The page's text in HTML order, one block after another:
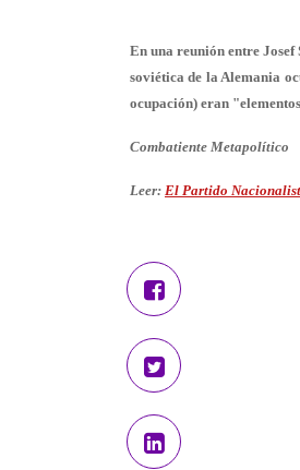
En una reunión entre
soviética de la Alemania
ocupación) eran
Combatiente Metapolítico
Leer: El Partido